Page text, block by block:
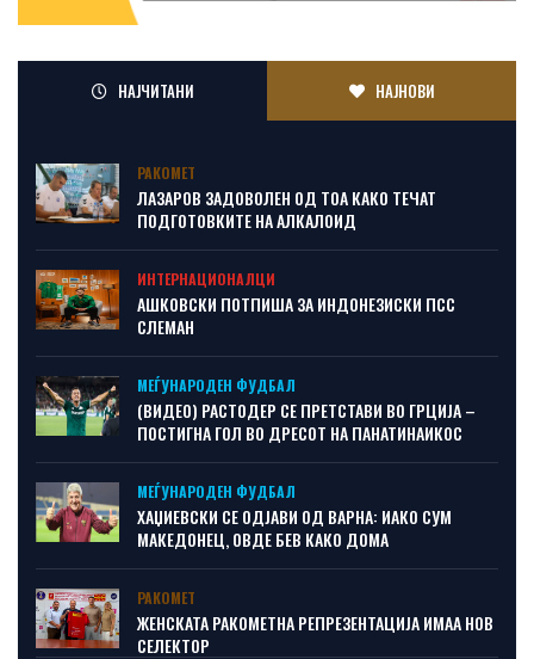
НАЈЧИТАНИ НАЈНОВИ
РАКОМЕТ
ЛАЗАРОВ ЗАДОВОЛЕН ОД ТОА КАКО ТЕЧАТ
ПОДГОТОВКИТЕ НА АЛКАЛОИД
ИНТЕРНАЦИОНАЛЦИ
АШКОВСКИ ПОТПИША ЗА ИНДОНЕЗИСКИ ПСС
СЛЕМАН
МЕЃУНАРОДЕН ФУДБАЛ
(ВИДЕО) РАСТОДЕР СЕ ПРЕТСТАВИ ВО ГРЦИЈА –
ПОСТИГНА ГОЛ ВО ДРЕСОТ НА ПАНАТИНАИКОС
МЕЃУНАРОДЕН ФУДБАЛ
ХАЏИЕВСКИ СЕ ОДЈАВИ ОД ВАРНА: ИАКО СУМ
МАКЕДОНЕЦ, ОВДЕ БЕВ КАКО ДОМА
РАКОМЕТ
ЖЕНСКАТА РАКОМЕТНА РЕПРЕЗЕНТАЦИЈА ИМАА НОВ
СЕЛЕКТОР